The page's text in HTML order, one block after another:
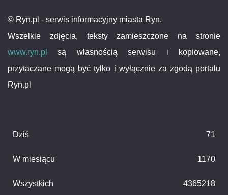
© Ryn.pl - serwis informacyjny miasta Ryn.
Wszelkie zdjęcia, teksty zamieszczone na stronie
www.ryn.pl
są własnością serwisu i kopiowane,
przytaczane mogą być tylko i wyłącznie za zgodą portalu
Ryn.pl
Dziś 71
W miesiącu 1170
Wszystkich 4365218